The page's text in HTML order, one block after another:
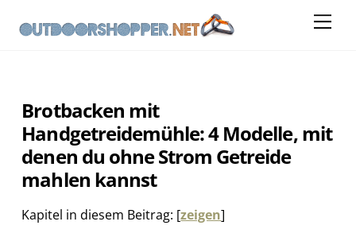
content
Brotbacken mit
Handgetreidemühle: 4 Modelle, mit
denen du ohne Strom Getreide
mahlen kannst
Kapitel in diesem Beitrag: [zeigen]